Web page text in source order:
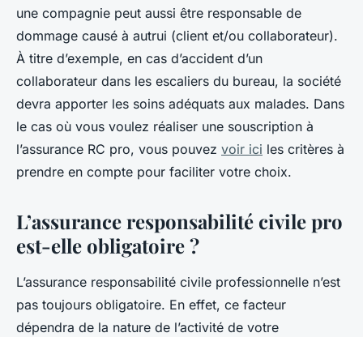
une compagnie peut aussi être responsable de
dommage causé à autrui (client et/ou collaborateur).
À titre d’exemple, en cas d’accident d’un
collaborateur dans les escaliers du bureau, la société
devra apporter les soins adéquats aux malades. Dans
le cas où vous voulez réaliser une souscription à
l’assurance RC pro, vous pouvez voir ici les critères à
prendre en compte pour faciliter votre choix.
L’assurance responsabilité civile pro
est-elle obligatoire ?
L’assurance responsabilité civile professionnelle n’est
pas toujours obligatoire. En effet, ce facteur
dépendra de la nature de l’activité de votre